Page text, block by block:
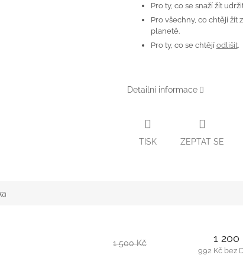
Pro ty, co se snaží žít
Pro všechny, co chtějí žít
planetě.
Pro ty, co se chtějíodlišit.
Detailní informace
TISK ZEPTAT SE
1 500 Kč 1 200
992 Kč bez